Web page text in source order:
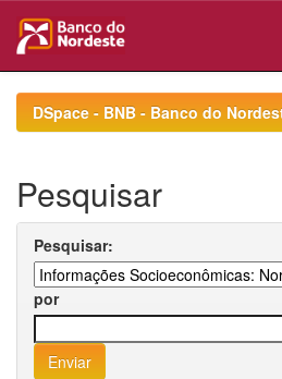
navigationDSpace - BNB - Banco do
Pesquisar
Pesquisar:
por